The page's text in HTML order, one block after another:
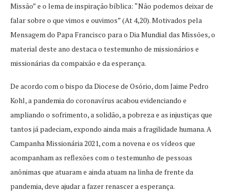
Missão” e o lema de inspiração bíblica: “Não podemos deixar de
falar sobre o que vimos e ouvimos” (At 4,20). Motivados pela
Mensagem do Papa Francisco para o Dia Mundial das Missões, o
material deste ano destaca o testemunho de missionários e
missionárias da compaixão e da esperança.
De acordo com o bispo da Diocese de Osório, dom Jaime Pedro
Kohl, a pandemia do coronavírus acabou evidenciando e
ampliando o sofrimento, a solidão, a pobreza e as injustiças que
tantos já padeciam, expondo ainda mais a fragilidade humana. A
Campanha Missionária 2021, com a novena e os vídeos que
acompanham as reflexões com o testemunho de pessoas
anônimas que atuaram e ainda atuam na linha de frente da
pandemia, deve ajudar a fazer renascer a esperança.